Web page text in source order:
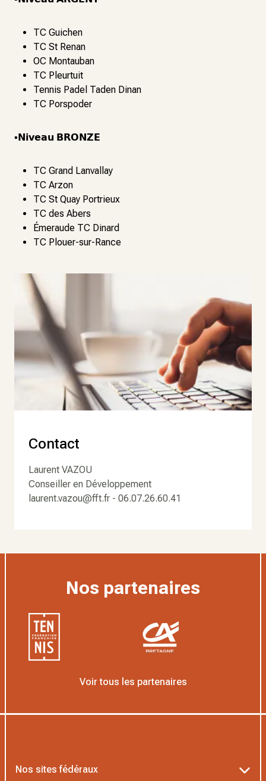
TC Guichen
TC St Renan
OC Montauban
TC Pleurtuit
Tennis Padel Taden Dinan
TC Porspoder
▪️𝗡𝗶𝘃𝗲𝗮𝘂 𝗕𝗥𝗢𝗡𝗭𝗘
TC Grand Lanvallay
TC Arzon
TC St Quay Portrieux
TC des Abers
Émeraude TC Dinard
TC Plouer-sur-Rance
Contact
Laurent VAZOU
Conseiller en Développement
laurent.vazou@fft.fr - 06.07.26.60.41
Nos partenaires
Voir tous les partenaires
Nos sites fédéraux